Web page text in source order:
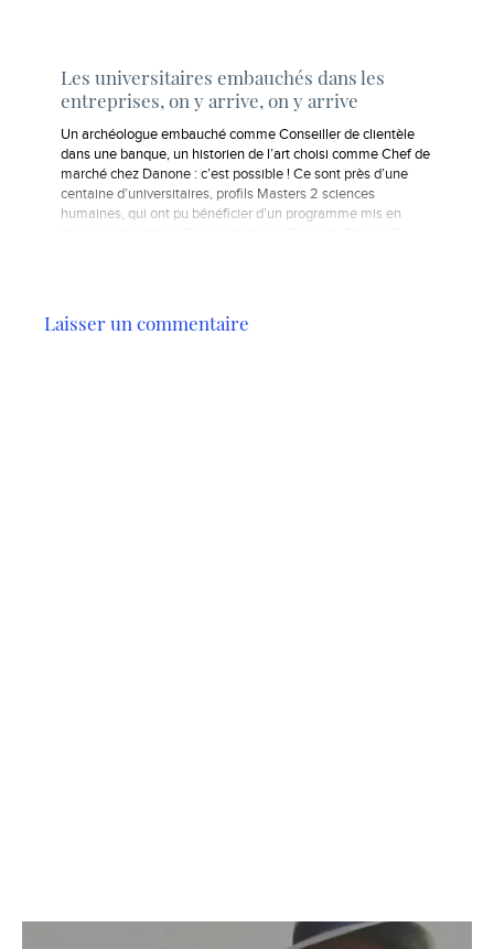
Les universitaires embauchés dans les
entreprises, on y arrive, on y arrive
Un archéologue embauché comme Conseiller de clientèle
dans une banque, un historien de l’art choisi comme Chef de
marché chez Danone : c’est possible ! Ce sont près d’une
centaine d’universitaires, profils Masters 2 sciences
humaines, qui ont pu bénéficier d’un programme mis en
Laisser un commentaire